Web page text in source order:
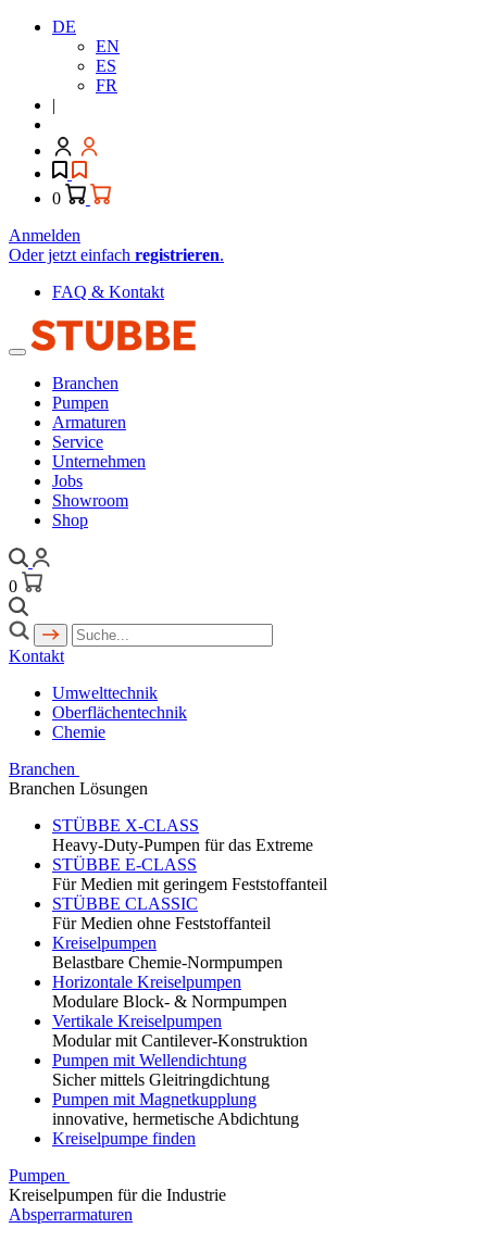
DE
EN
ES
FR
|
0
Anmelden
Oder jetzt einfach registrieren.
FAQ & Kontakt
Branchen
Pumpen
Armaturen
Service
Unternehmen
Jobs
Showroom
Shop
0
Kontakt
Umwelttechnik
Oberflächentechnik
Chemie
Branchen
Branchen Lösungen
STÜBBE X-CLASS
Heavy-Duty-Pumpen für das Extreme
STÜBBE E-CLASS
Für Medien mit geringem Feststoffanteil
STÜBBE CLASSIC
Für Medien ohne Feststoffanteil
Kreiselpumpen
Belastbare Chemie-Normpumpen
Horizontale Kreiselpumpen
Modulare Block- & Normpumpen
Vertikale Kreiselpumpen
Modular mit Cantilever-Konstruktion
Pumpen mit Wellendichtung
Sicher mittels Gleitringdichtung
Pumpen mit Magnetkupplung
innovative, hermetische Abdichtung
Kreiselpumpe finden
Pumpen
Kreiselpumpen für die Industrie
Absperrarmaturen